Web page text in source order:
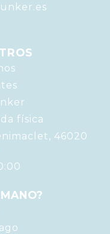
física
46020